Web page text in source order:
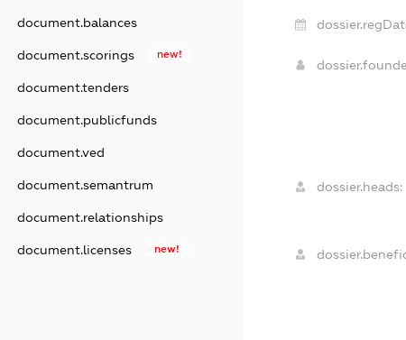
document.balances
document.scorings new!
document.tenders
document.publicfunds
document.ved
document.semantrum
document.relationships
document.licenses new!
dossier.heads: